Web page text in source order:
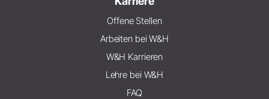
Offene Stellen
Arbeiten bei W&H
W&H Karrieren
Lehre bei W&H
FAQ